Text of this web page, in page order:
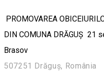
PROMOVAREA
DIN COMUNA DRĂGUȘ 21
Brasov
507251 Drăguș, România